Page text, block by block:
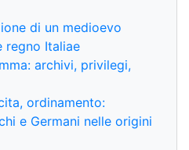
di un medioevo
regno Italiae
archivi, privilegi,
ordinamento:
e Germani nelle origini